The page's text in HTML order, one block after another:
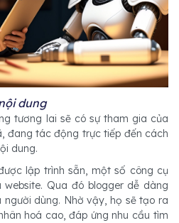
dung
tương lai sẽ có sự tham gia của
đang tác động trực tiếp đến cách
dung.
lập trình sẵn, một số công cụ
Qua đó blogger dễ dàng
dùng. Nhờ vậy, họ sẽ tạo ra
hoá cao, đáp ứng nhu cầu tìm